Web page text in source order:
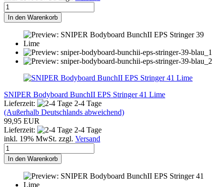
In den Warenkorb
SNIPER Bodyboard BunchII EPS Stringer 41 Lime
Lieferzeit:
2-4 Tage
(Außerhalb Deutschlands abweichend)
99,95 EUR
Lieferzeit:
2-4 Tage
inkl. 19% MwSt. zzgl. Versand
In den Warenkorb